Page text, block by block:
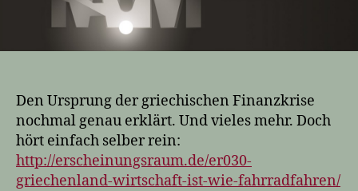
Den Ursprung der griechischen Finanzkrise
nochmal genau erklärt. Und vieles mehr. Doch
hört einfach selber rein:
http://erscheinungsraum.de/er030-
griechenland-wirtschaft-ist-wie-fahrradfahren/